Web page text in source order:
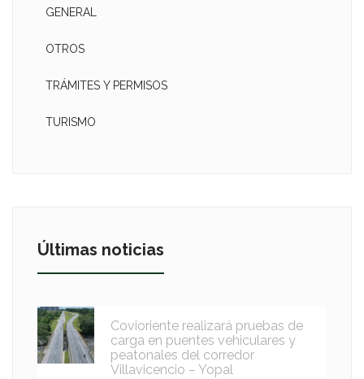
GENERAL
OTROS
TRÁMITES Y PERMISOS
TURISMO
Últimas noticias
Covioriente realizará pruebas de
carga en puentes vehiculares y
peatonales del corredor
Villavicencio – Yopal